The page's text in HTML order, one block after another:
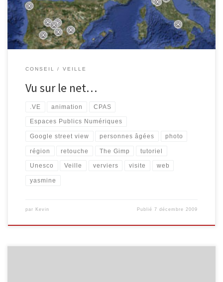
magnifique partenariat, avec le CPAS de Verviers. Grace aux […]
CONSEIL VEILLE
Vu sur le net…
.VE animation CPAS
Espaces Publics Numériques
Google street view personnes âgées photo
région retouche The Gimp tutoriel
Unesco Veille verviers visite web
yasmine
par Kevin Publié7 décembre 2009